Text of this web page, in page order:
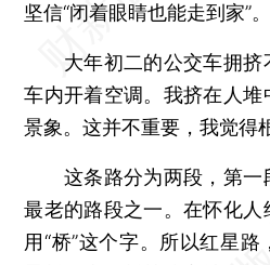
坚信“闭着眼睛也能走到家”。
大年初二的公交车拥挤
车内开着空调。我挤在人
景象。这并不重要，我觉得
这条路分为两段，第一
最老的路段之一。在怀化
用“桥”这个字。所以红星